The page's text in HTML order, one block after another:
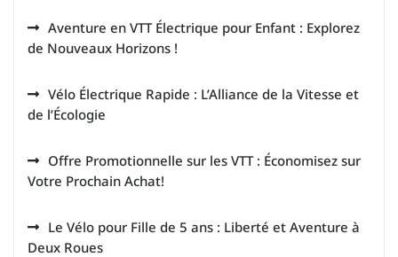
Aventure en VTT Électrique pour Enfant : Explorez
de Nouveaux Horizons !
Vélo Électrique Rapide : L’Alliance de la Vitesse et
de l’Écologie
Offre Promotionnelle sur les VTT : Économisez sur
Votre Prochain Achat!
Le Vélo pour Fille de 5 ans : Liberté et Aventure à
Deux Roues